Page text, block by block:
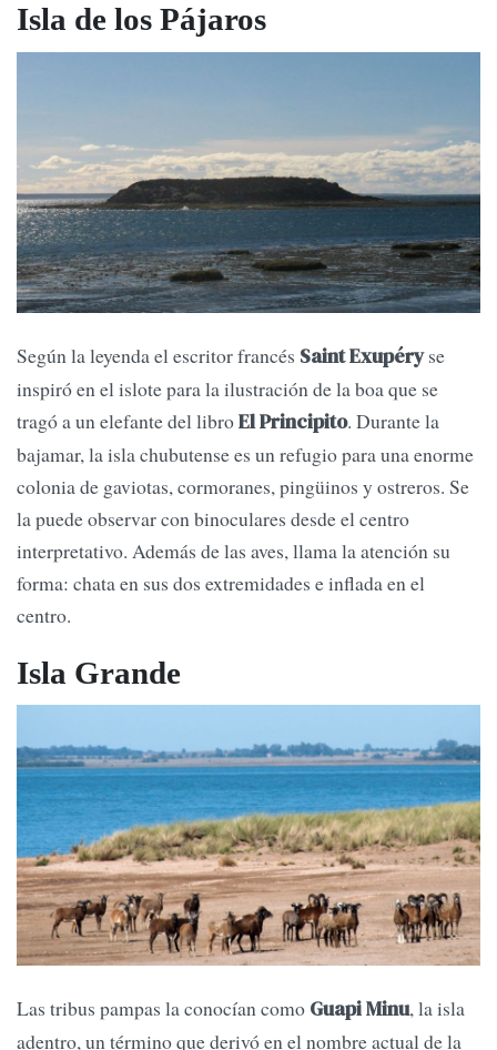
Isla de los Pájaros
Según la leyenda el escritor francés Saint Exupéryse
inspiró en el islote para la ilustración de la boa que se
tragó a un elefante del libroEl Principito. Durante la
bajamar, la isla chubutense es un refugio para una enorme
colonia de gaviotas, cormoranes, pingüinos y ostreros. Se
la puede observar con binoculares desde el centro
interpretativo. Además de las aves, llama la atención su
forma: chata en sus dos extremidades e inflada en el
centro.
Isla Grande
Las tribus pampas la conocían como Guapi Minu, la isla
adentro, un término que derivó en el nombre actual de la